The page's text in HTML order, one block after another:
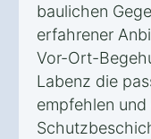
baulichen
erfahrener
Vor-Ort-
Labenz die
empfehlen